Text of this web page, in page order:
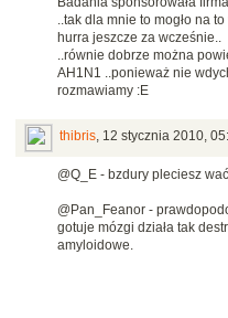
..tak dla mnie to mogło na
hurra jeszcze za wcześnie..
..równie dobrze można
AH1N1 ..ponieważ nie
rozmawiamy :E
thibris 12 stycznia 2010,
@Q_E - bzdury pleciesz
@Pan_Feanor -
gotuje mózgi działa tak
amyloidowe.